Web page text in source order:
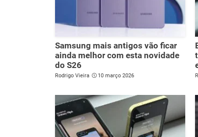
Samsung mais antigos vão ficar
ainda melhor com esta novidade
do S26
Rodrigo Vieira 10 março 2026